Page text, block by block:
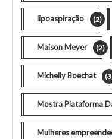
lipoaspiração (2)
Maison Meyer (2)
Michelly Boechat
Mostra Plataforma
Mulheres